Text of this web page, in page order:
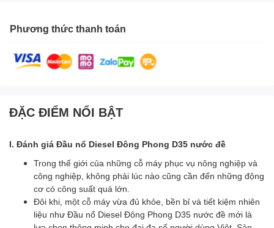
Phương thức thanh toán
ĐẶC ĐIỂM NỔI BẬT
I. Đánh giá Đầu nổ Diesel Đông Phong D35 nước đề
Trong thế giới của những cỗ máy phục vụ nông nghiệp và
công nghiệp, không phải lúc nào cũng cần đến những động
cơ có công suất quá lớn.
Đôi khi, một cỗ máy vừa đủ khỏe, bền bỉ và tiết kiệm nhiên
liệu như Đầu nổ Diesel Đông Phong D35 nước đề mới là